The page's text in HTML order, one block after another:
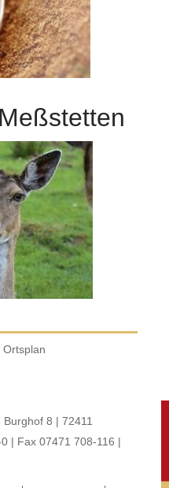
Ortsplan
Burghof 8 | 72411
| Fax 07471 708-116 |